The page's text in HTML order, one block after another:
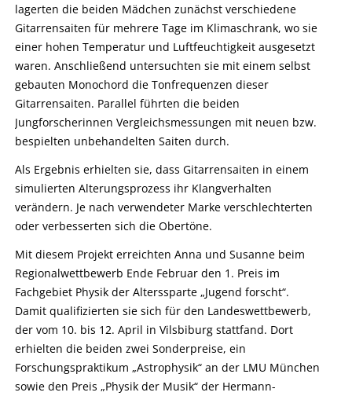
lagerten die beiden Mädchen zunächst verschiedene
Gitarrensaiten für mehrere Tage im Klimaschrank, wo sie
einer hohen Temperatur und Luftfeuchtigkeit ausgesetzt
waren. Anschließend untersuchten sie mit einem selbst
gebauten Monochord die Tonfrequenzen dieser
Gitarrensaiten. Parallel führten die beiden
Jungforscherinnen Vergleichsmessungen mit neuen bzw.
bespielten unbehandelten Saiten durch.
Als Ergebnis erhielten sie, dass Gitarrensaiten in einem
simulierten Alterungsprozess ihr Klangverhalten
verändern. Je nach verwendeter Marke verschlechterten
oder verbesserten sich die Obertöne.
Mit diesem Projekt erreichten Anna und Susanne beim
Regionalwettbewerb Ende Februar den 1. Preis im
Fachgebiet Physik der Alterssparte „Jugend forscht“.
Damit qualifizierten sie sich für den Landeswettbewerb,
der vom 10. bis 12. April in Vilsbiburg stattfand. Dort
erhielten die beiden zwei Sonderpreise, ein
Forschungspraktikum „Astrophysik“ an der LMU München
sowie den Preis „Physik der Musik“ der Hermann-